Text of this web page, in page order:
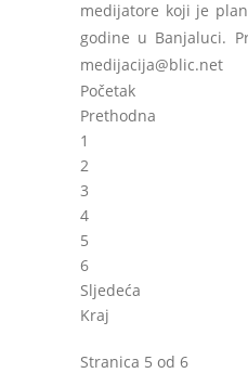
medijatore koji je
godine u Banjaluci.
medijacija@blic.net
Početak
Prethodna
1
2
3
4
5
6
Sljedeća
Kraj
Stranica 5 od 6